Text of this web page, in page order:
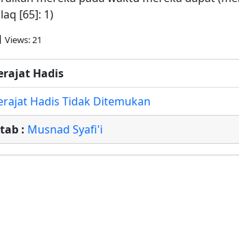
[65]: 1)
Views:21
Hadis
Hadis Tidak Ditemukan
: Musnad Syafi'i